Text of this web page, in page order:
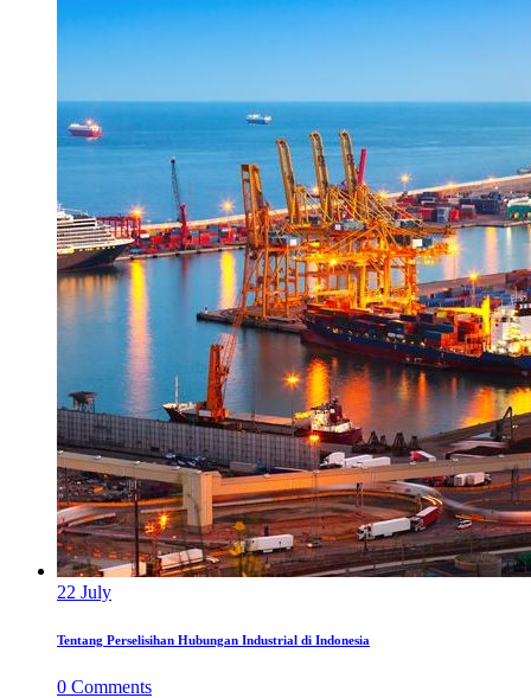
22 July
Tentang Perselisihan Hubungan Industrial di Indonesia
0 Comments